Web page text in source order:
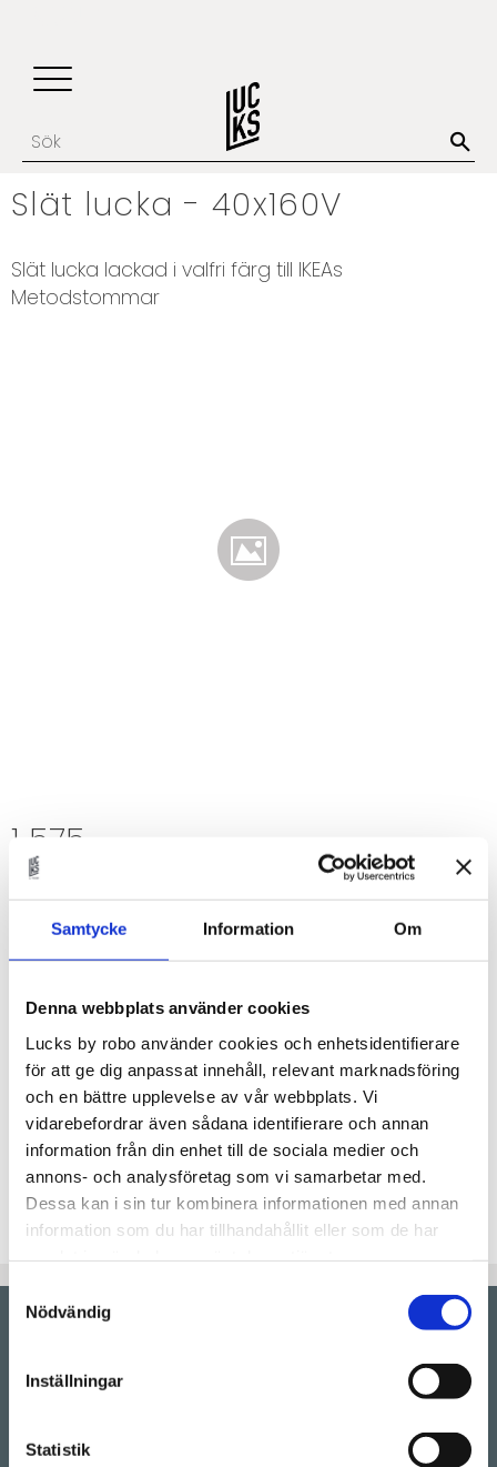
Samtycke Information Om
Denna webbplats använder cookies
Lucks by robo använder cookies och enhetsidentifierare
för att ge dig anpassat innehåll, relevant marknadsföring
och en bättre upplevelse av vår webbplats. Vi
vidarebefordrar även sådana identifierare och annan
information från din enhet till de sociala medier och
annons- och analysföretag som vi samarbetar med.
Dessa kan i sin tur kombinera informationen med annan
information som du har tillhandahållit eller som de har
Samtyckesval
Nödvändig
Inställningar
Statistik
Slät lucka - 40x160V
​Slät lucka lackad i valfri färg till IKEAs
Metodstommar
1 575
Antal
st
Lagerstatus
Beställningsvara.Leveranstid 6-
9 veckor
Artikelnr
CODOME40x160V
Slät kökslucka tillverkad i Svanenmärkt MDF som
lackas utan extra kostnad i valfri färg. Passar till
IKEAs Metod-stommar.
Rörstrandsgatan 17, 113 41 Stockholm
Instagram.